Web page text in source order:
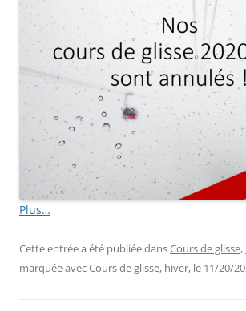
Plus…
Cette entrée a été publiée dansCours de glisse,
marquée avecCours de glisse, hiver, le 11/20/